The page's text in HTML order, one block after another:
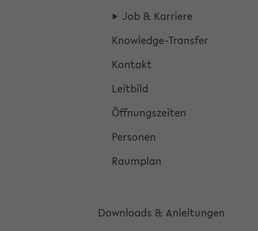
Job & Kar­rie­re
Knowledge-​Transfer
Kon­takt
Leit­bild
Öff­nungs­zei­ten
Per­so­nen
Raum­plan
Down­loads & An­lei­tun­gen